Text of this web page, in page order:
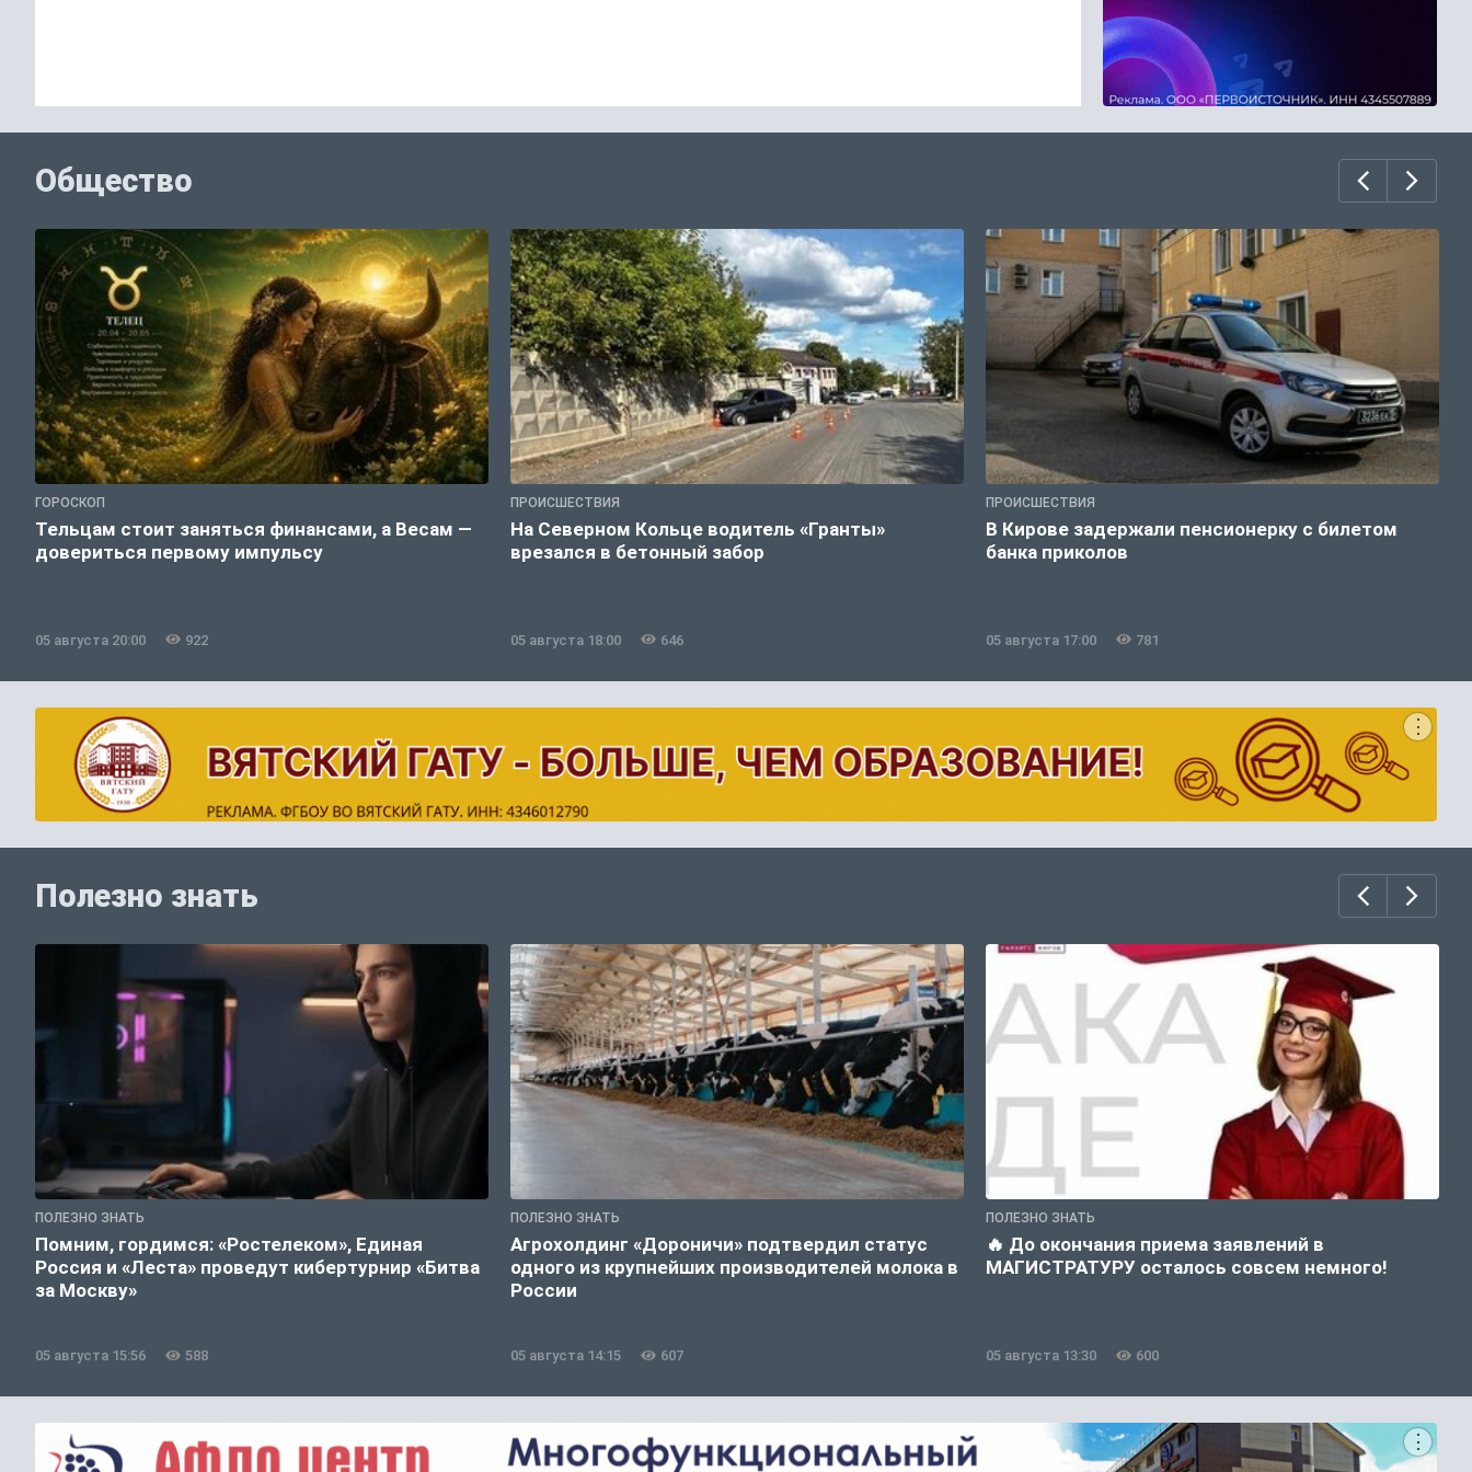
Общество
ГОРОСКОП
Тельцам стоит заняться финансами, а Весам —
довериться первому импульсу
05 августа 20:00 922
ПРОИСШЕСТВИЯ
На Северном Кольце водитель «Гранты»
врезался в бетонный забор
05 августа 18:00 646
ПРОИСШЕСТВИЯ
В Кирове задержали пенсионерку с билетом
банка приколов
05 августа 17:00 781
Полезно знать
ПОЛЕЗНО ЗНАТЬ
Помним, гордимся: «Ростелеком», Единая
Россия и «Леста» проведут кибертурнир «Битва
за Москву»
05 августа 15:56 588
ПОЛЕЗНО ЗНАТЬ
Агрохолдинг «Дороничи» подтвердил статус
одного из крупнейших производителей молока в
России
05 августа 14:15 607
ПОЛЕЗНО ЗНАТЬ
🔥 До окончания приема заявлений в
МАГИСТРАТУРУ осталось совсем немного!
05 августа 13:30 600